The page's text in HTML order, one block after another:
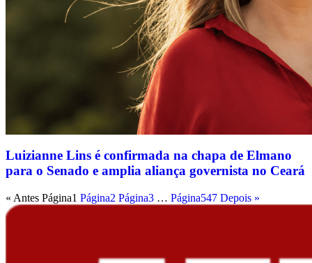
Luizianne Lins é confirmada na chapa de Elmano
para o Senado e amplia aliança governista no Ceará
« Antes Página1 Página2 Página3 … Página547 Depois »